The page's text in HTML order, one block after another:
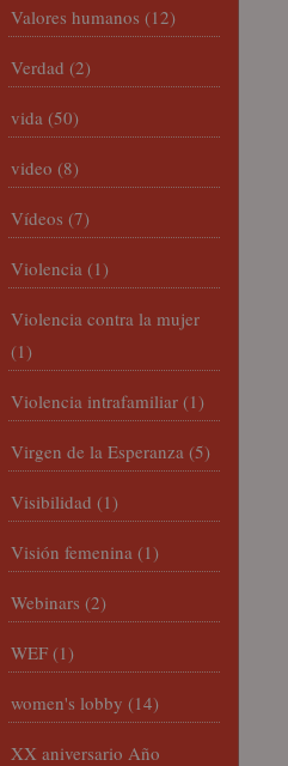
Valores humanos (12)
Verdad (2)
vida (50)
video (8)
Vídeos (7)
Violencia (1)
Violencia contra la mujer
(1)
Violencia intrafamiliar (1)
Virgen de la Esperanza (5)
Visibilidad (1)
Visión femenina (1)
Webinars (2)
WEF (1)
women's lobby (14)
XX aniversario Año